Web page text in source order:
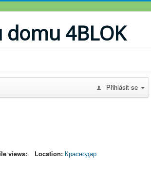
4BLOK
Přihlásit se
views:
Location: Краснодар